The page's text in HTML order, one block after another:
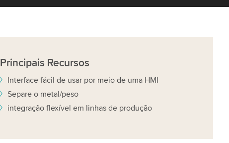
Principais Recursos
Interface fácil de usar por meio de uma HMI
Separe o metal/peso
integração flexível em linhas de produção